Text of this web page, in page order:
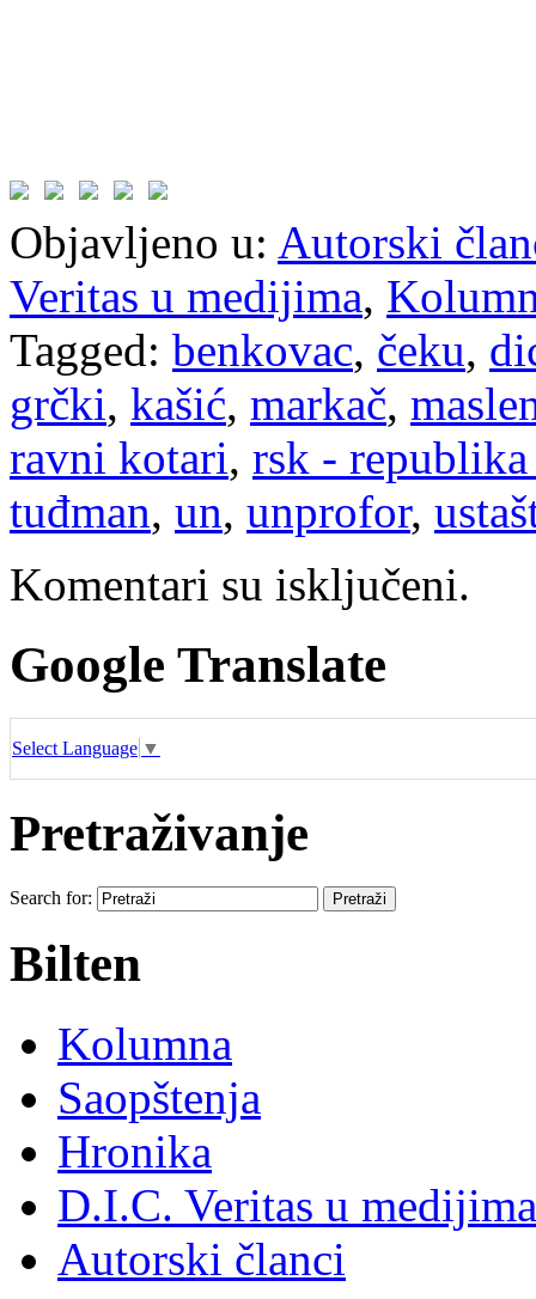
Objavljeno u: Autorski
Veritas u medijima,
Tagged: benkovac, čeku,
grčki, kašić, markač,
ravni kotari, rsk -
tuđman, un, unprofor,
Komentari su isključeni.
Google Translate
Select Language ▼
Pretraživanje
Search for:
Bilten
Kolumna
Saopštenja
Hronika
D.I.C. Veritas u medijima
Autorski članci